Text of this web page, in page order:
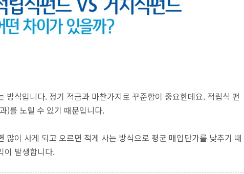
방식입니다. 정기 적금과 마찬가지로 꾸준함이 중요한데요. 적립식 펀
)를 노릴 수 있기 때문입니다.
많이 사게 되고 오르면 적게 사는 방식으로 평균 매입단가를 낮추기 때
이 발생합니다.